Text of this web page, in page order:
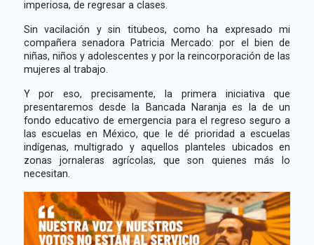
imperiosa, de regresar a clases.
Sin vacilación y sin titubeos, como ha expresado mi
compañera senadora Patricia Mercado: por el bien de
niñas, niños y adolescentes y por la reincorporación de las
mujeres al trabajo.
Y por eso, precisamente, la primera iniciativa que
presentaremos desde la Bancada Naranja es la de un
fondo educativo de emergencia para el regreso seguro a
las escuelas en México, que le dé prioridad a escuelas
indígenas, multigrado y aquellos planteles ubicados en
zonas jornaleras agrícolas, que son quienes más lo
necesitan.